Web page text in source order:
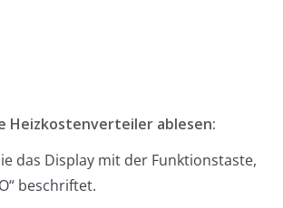
Heizkostenverteiler ablesen:
das Display mit der Funktionstaste,
beschriftet.